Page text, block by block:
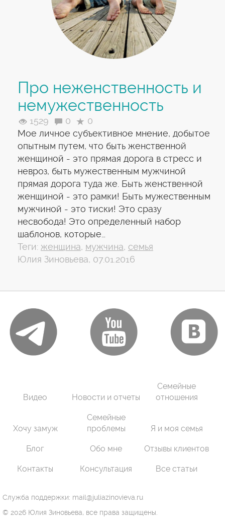
Про неженственность и
немужественность
1529 0
0
Мое личное субъективное мнение, добытое
опытным путем, что быть женственной
женщиной - это прямая дорога в стресс и
невроз, быть мужественным мужчиной
прямая дорога туда же. Быть женственной
женщиной - это рамки! Быть мужественным
мужчиной - это тиски! Это сразу
несвобода! Это определенный набор
шаблонов, которые…
Теги: женщина, мужчина, семья
Юлия Зиновьева, 07.01.2016
Видео Новости и отчеты
Семейные
отношения
Хочу замуж
Семейные
проблемы
Я и моя семья
Блог Обо мне Отзывы клиентов
Контакты Консультация Все статьи
Служба поддержки: mail@juliazinovieva.ru
© 2026 Юлия Зиновьева, все права защищены.